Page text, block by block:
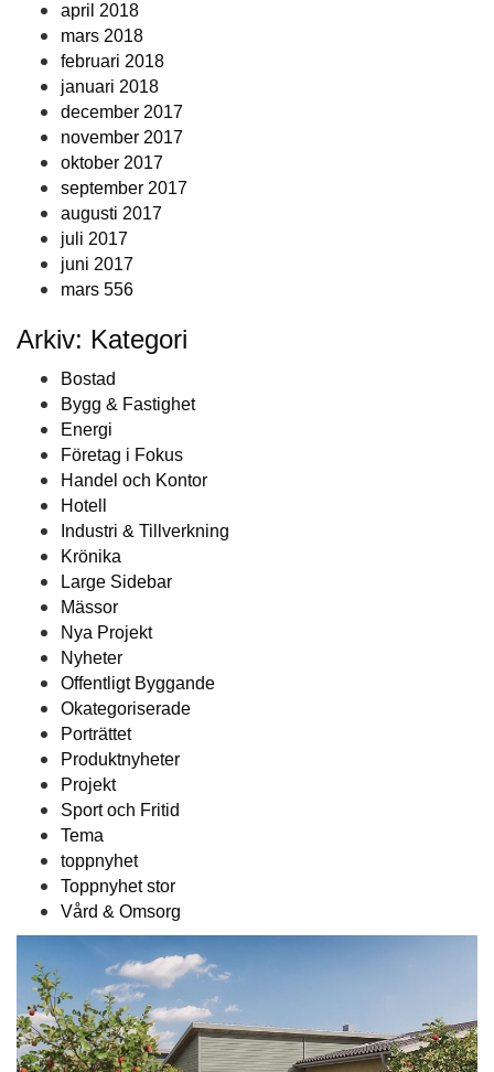
april 2018
mars 2018
februari 2018
januari 2018
december 2017
november 2017
oktober 2017
september 2017
augusti 2017
juli 2017
juni 2017
mars 556
Arkiv: Kategori
Bostad
Bygg & Fastighet
Energi
Företag i Fokus
Handel och Kontor
Hotell
Industri & Tillverkning
Krönika
Large Sidebar
Mässor
Nya Projekt
Nyheter
Offentligt Byggande
Okategoriserade
Porträttet
Produktnyheter
Projekt
Sport och Fritid
Tema
toppnyhet
Toppnyhet stor
Vård & Omsorg